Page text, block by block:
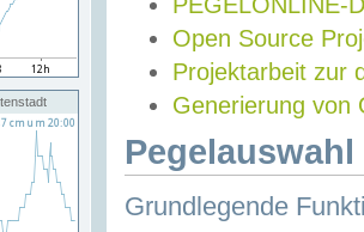
Open Source
Projektarbeit zur
Generierung von
Grundlegende